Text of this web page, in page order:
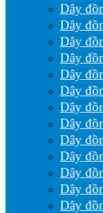
Dây
Dây
Dây
Dây
Dây
Dây
Dây
Dây
Dây
Dây
Dây
Dây
Dây